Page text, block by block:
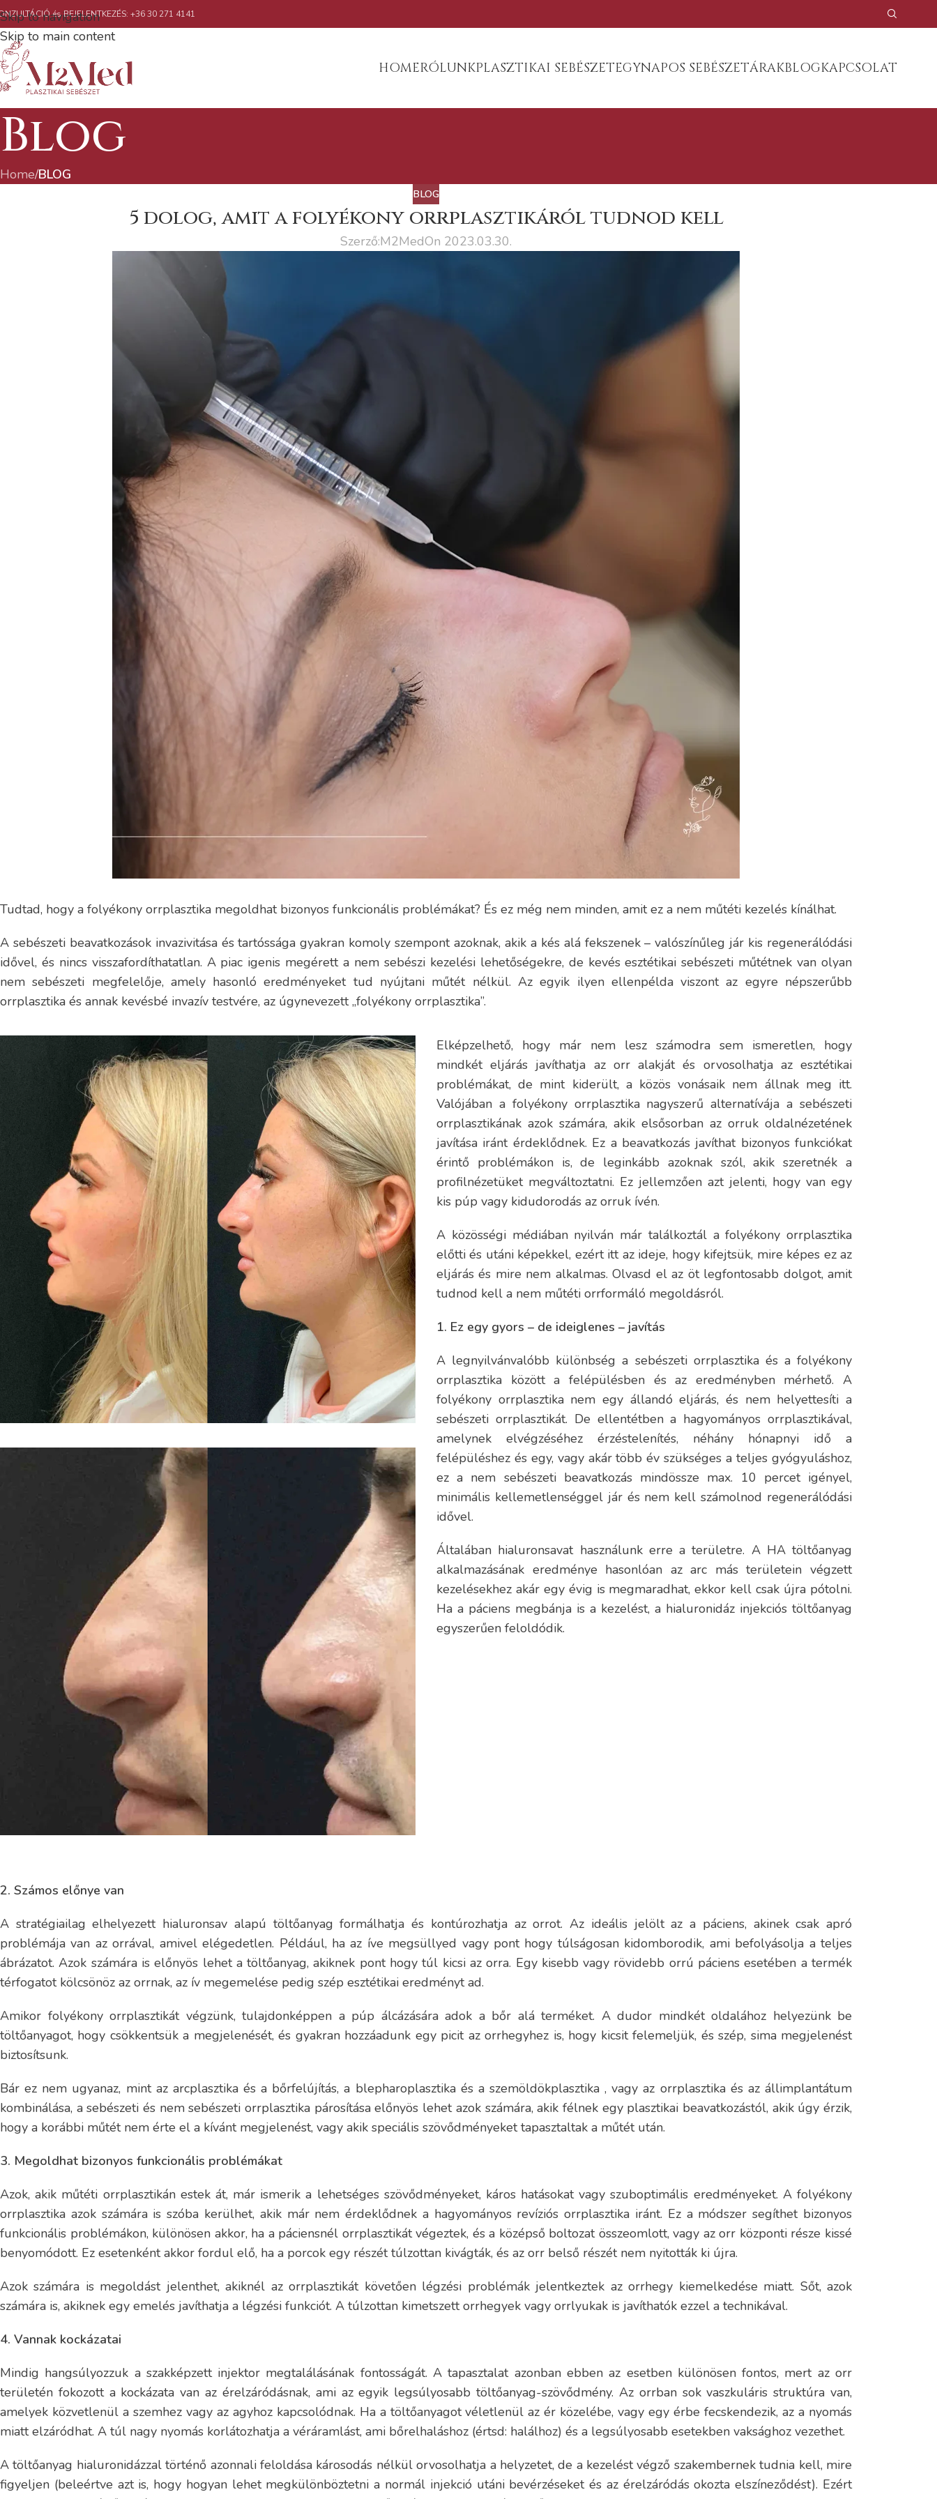
Skip to navigation
Skip to main content
és BEJELENTKEZÉS: +36 30 271 4141
HOMERÓLUNKPLASZTIKAI SEBÉSZETEGYNAPOS SEBÉSZETÁRAKBLOGKAPCSOLAT
Blog
Home/BLOG
BLOG
5 dolog, amit a folyékony orrplasztikáról tudnod kell
Szerző:M2MedOn 2023.03.30.
Tudtad, hogy a folyékony orrplasztika megoldhat bizonyos funkcionális problémákat? És ez még nem minden, amit ez a nem műtéti kezelés kínálhat.
A sebészeti beavatkozások invazivitása és tartóssága gyakran komoly szempont azoknak, akik a kés alá fekszenek – valószínűleg jár kis regenerálódási
idővel, és nincs visszafordíthatatlan. A piac igenis megérett a nem sebészi kezelési lehetőségekre, de kevés esztétikai sebészeti műtétnek van olyan
nem sebészeti megfelelője, amely hasonló eredményeket tud nyújtani műtét nélkül. Az egyik ilyen ellenpélda viszont az egyre népszerűbb
orrplasztika és annak kevésbé invazív testvére, az úgynevezett „folyékony orrplasztika”.
Elképzelhető, hogy már nem lesz számodra sem ismeretlen, hogy
mindkét eljárás javíthatja az orr alakját és orvosolhatja az esztétikai
problémákat, de mint kiderült, a közös vonásaik nem állnak meg itt.
Valójában a folyékony orrplasztika nagyszerű alternatívája a sebészeti
orrplasztikának azok számára, akik elsősorban az orruk oldalnézetének
javítása iránt érdeklődnek. Ez a beavatkozás javíthat bizonyos funkciókat
érintő problémákon is, de leginkább azoknak szól, akik szeretnék a
profilnézetüket megváltoztatni. Ez jellemzően azt jelenti, hogy van egy
kis púp vagy kidudorodás az orruk ívén.
A közösségi médiában nyilván már találkoztál a folyékony orrplasztika
előtti és utáni képekkel, ezért itt az ideje, hogy kifejtsük, mire képes ez az
eljárás és mire nem alkalmas. Olvasd el az öt legfontosabb dolgot, amit
tudnod kell a nem műtéti orrformáló megoldásról.
1. Ez egy gyors – de ideiglenes – javítás
A legnyilvánvalóbb különbség a sebészeti orrplasztika és a folyékony
orrplasztika között a felépülésben és az eredményben mérhető. A
folyékony orrplasztika nem egy állandó eljárás, és nem helyettesíti a
sebészeti orrplasztikát. De ellentétben a hagyományos orrplasztikával,
amelynek elvégzéséhez érzéstelenítés, néhány hónapnyi idő a
felépüléshez és egy, vagy akár több év szükséges a teljes gyógyuláshoz,
ez a nem sebészeti beavatkozás mindössze max. 10 percet igényel,
minimális kellemetlenséggel jár és nem kell számolnod regenerálódási
idővel.
Általában hialuronsavat használunk erre a területre. A HA töltőanyag
alkalmazásának eredménye hasonlóan az arc más területein végzett
kezelésekhez akár egy évig is megmaradhat, ekkor kell csak újra pótolni.
Ha a páciens megbánja is a kezelést, a hialuronidáz injekciós töltőanyag
egyszerűen feloldódik.
2. Számos előnye van
A stratégiailag elhelyezett hialuronsav alapú töltőanyag formálhatja és kontúrozhatja az orrot. Az ideális jelölt az a páciens, akinek csak apró
problémája van az orrával, amivel elégedetlen. Például, ha az íve megsüllyed vagy pont hogy túlságosan kidomborodik, ami befolyásolja a teljes
ábrázatot. Azok számára is előnyös lehet a töltőanyag, akiknek pont hogy túl kicsi az orra. Egy kisebb vagy rövidebb orrú páciens esetében a termék
térfogatot kölcsönöz az orrnak, az ív megemelése pedig szép esztétikai eredményt ad.
Amikor folyékony orrplasztikát végzünk, tulajdonképpen a púp álcázására adok a bőr alá terméket. A dudor mindkét oldalához helyezünk be
töltőanyagot, hogy csökkentsük a megjelenését, és gyakran hozzáadunk egy picit az orrhegyhez is, hogy kicsit felemeljük, és szép, sima megjelenést
biztosítsunk.
Bár ez nem ugyanaz, mint az arcplasztika és a bőrfelújítás, a blepharoplasztika és a szemöldökplasztika , vagy az orrplasztika és az állimplantátum
kombinálása, a sebészeti és nem sebészeti orrplasztika párosítása előnyös lehet azok számára, akik félnek egy plasztikai beavatkozástól, akik úgy érzik,
hogy a korábbi műtét nem érte el a kívánt megjelenést, vagy akik speciális szövődményeket tapasztaltak a műtét után.
3. Megoldhat bizonyos funkcionális problémákat
Azok, akik műtéti orrplasztikán estek át, már ismerik a lehetséges szövődményeket, káros hatásokat vagy szuboptimális eredményeket. A folyékony
orrplasztika azok számára is szóba kerülhet, akik már nem érdeklődnek a hagyományos revíziós orrplasztika iránt. Ez a módszer segíthet bizonyos
funkcionális problémákon, különösen akkor, ha a páciensnél orrplasztikát végeztek, és a középső boltozat összeomlott, vagy az orr központi része kissé
benyomódott. Ez esetenként akkor fordul elő, ha a porcok egy részét túlzottan kivágták, és az orr belső részét nem nyitották ki újra.
Azok számára is megoldást jelenthet, akiknél az orrplasztikát követően légzési problémák jelentkeztek az orrhegy kiemelkedése miatt. Sőt, azok
számára is, akiknek egy emelés javíthatja a légzési funkciót. A túlzottan kimetszett orrhegyek vagy orrlyukak is javíthatók ezzel a technikával.
4. Vannak kockázatai
Mindig hangsúlyozzuk a szakképzett injektor megtalálásának fontosságát. A tapasztalat azonban ebben az esetben különösen fontos, mert az orr
területén fokozott a kockázata van az érelzáródásnak, ami az egyik legsúlyosabb töltőanyag-szövődmény. Az orrban sok vaszkuláris struktúra van,
amelyek közvetlenül a szemhez vagy az agyhoz kapcsolódnak. Ha a töltőanyagot véletlenül az ér közelébe, vagy egy érbe fecskendezik, az a nyomás
miatt elzáródhat. A túl nagy nyomás korlátozhatja a véráramlást, ami bőrelhaláshoz (értsd: halálhoz) és a legsúlyosabb esetekben vaksághoz vezethet.
A töltőanyag hialuronidázzal történő azonnali feloldása károsodás nélkül orvosolhatja a helyzetet, de a kezelést végző szakembernek tudnia kell, mire
figyeljen (beleértve azt is, hogy hogyan lehet megkülönböztetni a normál injekció utáni bevérzéseket és az érelzáródás okozta elszíneződést). Ezért